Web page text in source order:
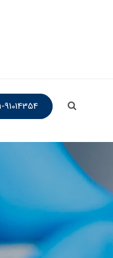
91014354